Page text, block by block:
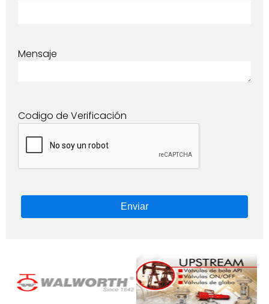
Mensaje
Codigo de Verificación
Enviar